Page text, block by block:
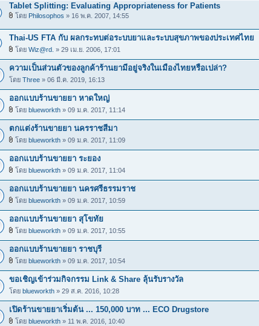
Tablet Splitting: Evaluating Appropriateness for Patients
โดย Philosophos » 16 พ.ค. 2007, 14:55
Thai-US FTA กับ ผลกระทบต่อระบบยาและระบบสุขภาพของประเทศไทย
โดย Wiz@rd. » 29 เม.ย. 2006, 17:01
ความเป็นส่วนตัวของลูกค้าร้านยามีอยู่จริงในเมืองไทยหรือเปล่า?
โดย Three » 06 มี.ค. 2019, 16:13
ออกแบบร้านขายยา หาดใหญ่
โดย blueworkth » 09 ม.ค. 2017, 11:14
ตกแต่งร้านขายยา นครราชสีมา
โดย blueworkth » 09 ม.ค. 2017, 11:09
ออกแบบร้านขายยา ระยอง
โดย blueworkth » 09 ม.ค. 2017, 11:04
ออกแบบร้านขายยา นครศรีธรรมราช
โดย blueworkth » 09 ม.ค. 2017, 10:59
ออกแบบร้านขายยา สุโขทัย
โดย blueworkth » 09 ม.ค. 2017, 10:55
ออกแบบร้านขายยา ราชบุรี
โดย blueworkth » 09 ม.ค. 2017, 10:54
ขอเชิญเข้าร่วมกิจกรรม Link & Share ลุ้นรับรางวัล
โดย blueworkth » 29 ส.ค. 2016, 10:28
เปิดร้านขายยาเริ่มต้น ... 150,000 บาท ... ECO Drugstore
โดย blueworkth » 11 พ.ค. 2016, 10:40